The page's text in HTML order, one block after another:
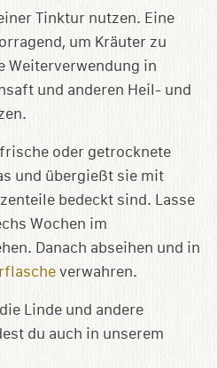
Tinktur nutzen. Eine
um Kräuter zu
Weiterverwendung in
und anderen Heil- und
oder getrocknete
und übergießt sie mit
bedeckt sind. Lasse
Wochen im
Danach abseihen und in
verwahren.
Linde und andere
du auch in unserem